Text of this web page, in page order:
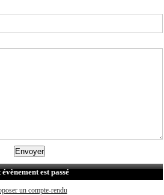
évènement est passé
un compte-rendu